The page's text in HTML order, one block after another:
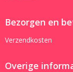
Bezorgen en
Verzendkosten
Overige